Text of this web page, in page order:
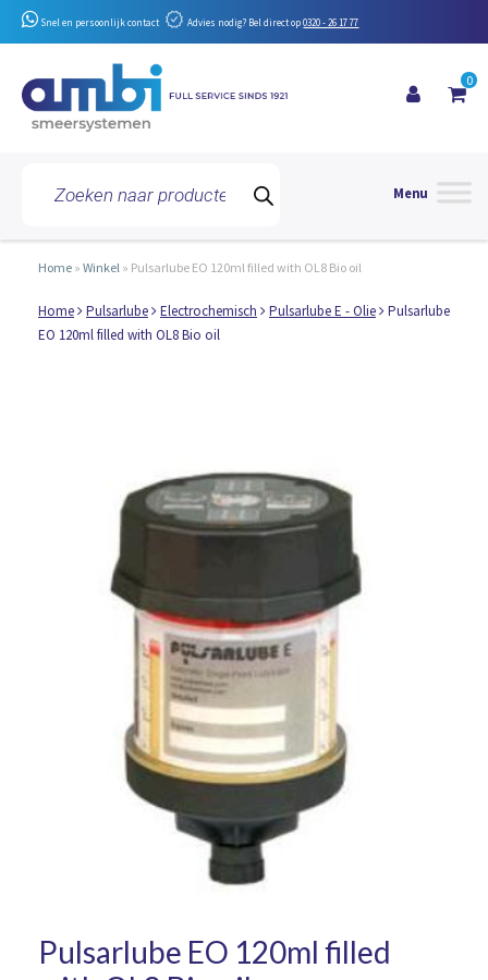
Snel en persoonlijk contact Advies nodig? Bel direct op0320 - 26 17 77
zoeken
0
Home » Winkel » Pulsarlube EO 120ml filled with OL8 Bio oil
Home Pulsarlube Electrochemisch Pulsarlube E - Olie
Pulsarlube
EO 120ml filled with OL8 Bio oil
Pulsarlube EO 120ml filled